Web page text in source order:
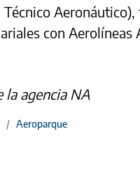
con
la agencia NA
/ Aeroparque